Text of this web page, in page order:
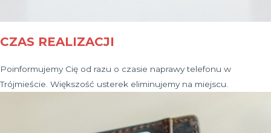
CZAS REALIZACJI
Poinformujemy Cię od razu o czasie naprawy telefonu w
Trójmieście. Większość usterek eliminujemy na miejscu.